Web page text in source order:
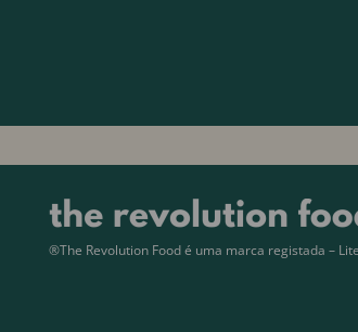
®The Revolution Food é uma marca registada –